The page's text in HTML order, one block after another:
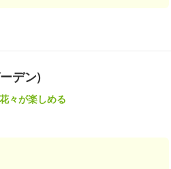
デン)
々が楽しめる